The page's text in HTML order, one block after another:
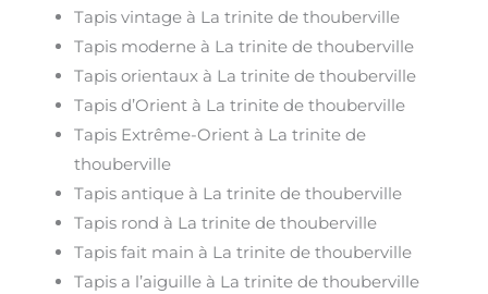
Tapis vintage à La trinite de thouberville
Tapis moderne à La trinite de thouberville
Tapis orientaux à La trinite de thouberville
Tapis d’Orient à La trinite de thouberville
Tapis Extrême-Orient à La trinite de
thouberville
Tapis antique à La trinite de thouberville
Tapis rond à La trinite de thouberville
Tapis fait main à La trinite de thouberville
Tapis a l’aiguille à La trinite de thouberville